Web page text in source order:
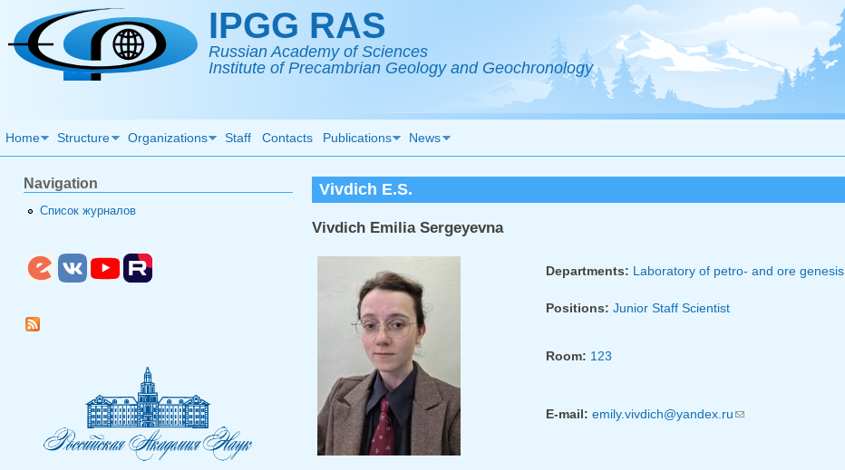
Skip to main content IPGG RAS
Russian Academy of Sciences
Institute of Precambrian Geology and Geochronology
Home Structure Organizations Staff Contacts Publications News
Vivdich E.S.
Vivdich Emilia Sergeyevna
Departments: Laboratory of petro- and ore genesis
Positions: Junior Staff Scientist
Room: 123
E-mail: emily.vivdich@yandex.ru(link sends e-mail)
Navigation
Список журналов